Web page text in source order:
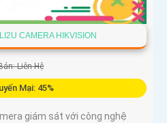
CAMERA HIKVISION
Liên Hệ
Mại: 45%
giám sát với công nghệ